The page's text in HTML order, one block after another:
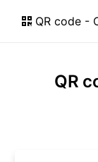
QR code -
QR